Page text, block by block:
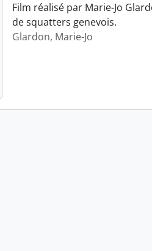
Film réalisé par Marie-Jo
de squatters genevois.
Glardon, Marie-Jo